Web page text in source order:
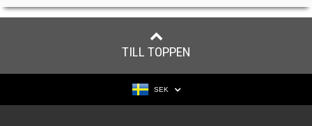
TILL TOPPEN
SEK